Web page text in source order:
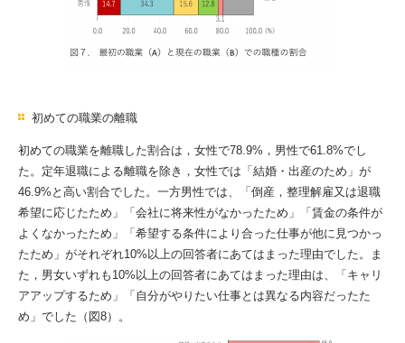
初めての職業の離職
初めての職業を離職した割合は，女性で78.9%，男性で61.8%でし
た。定年退職による離職を除き，女性では「結婚・出産のため」が
46.9%と高い割合でした。一方男性では、「倒産，整理解雇又は退職
希望に応じたため」「会社に将来性がなかったため」「賃金の条件が
よくなかったため」「希望する条件により合った仕事が他に見つかっ
たため」がそれぞれ10%以上の回答者にあてはまった理由でした。ま
た，男女いずれも10%以上の回答者にあてはまった理由は、「キャリ
アアップするため」「自分がやりたい仕事とは異なる内容だったた
め」でした（図8）。